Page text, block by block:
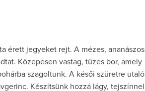
érett jegyeket rejt. A mézes, ananászos
Közepesen vastag, tüzes bor, amely
szagoltunk. A késői szüretre utaló
Készítsünk hozzá lágy, tejszínnel